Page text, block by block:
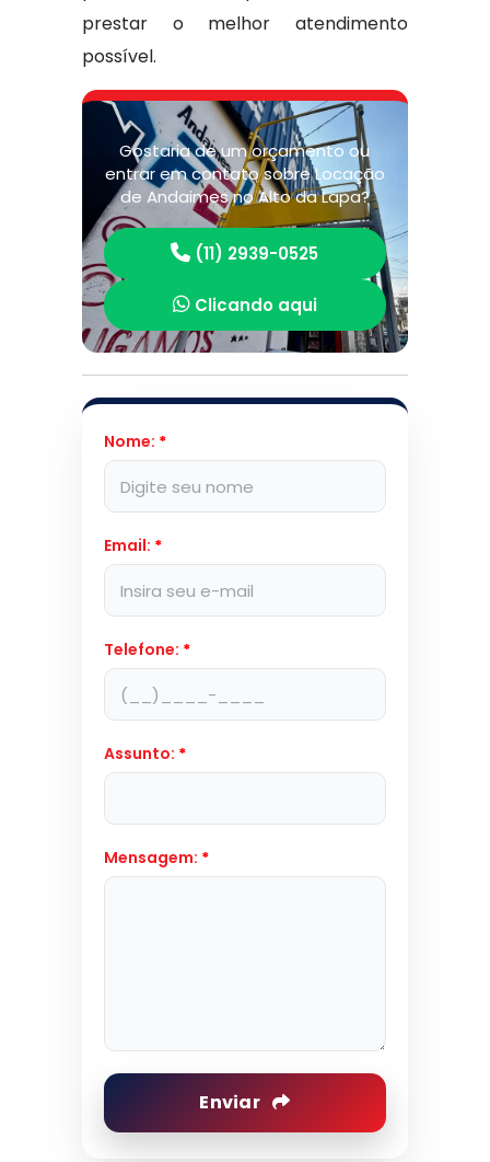
prestar o melhor atendimento
possível.
Gostaria de um orçamento ou
entrar em contato sobre Locação
de Andaimes no Alto da Lapa?
(11) 2939-0525
Clicando aqui
Nome: *
Email: *
Telefone: *
Assunto: *
Mensagem: *
Enviar